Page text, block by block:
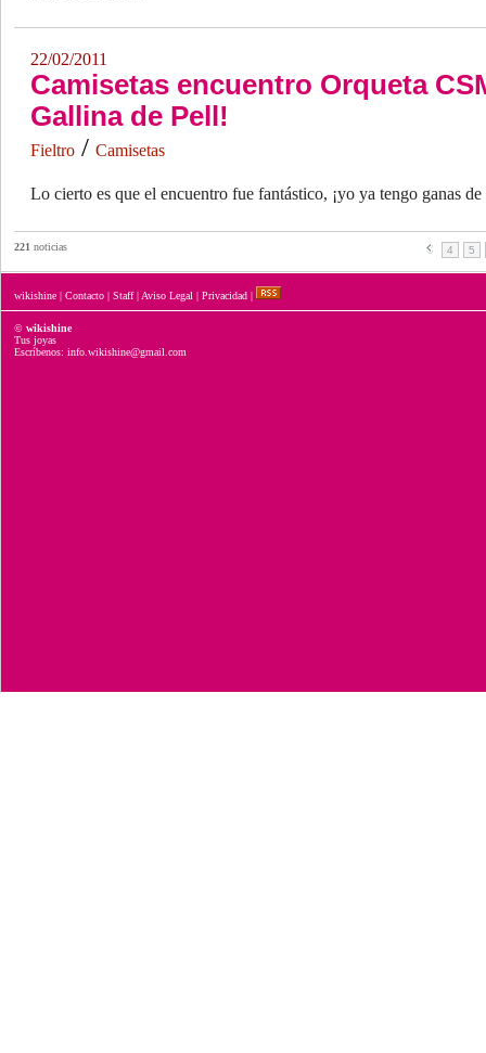
22/02/2011
Camisetas encuentro Orqueta
Gallina de Pell!
Fieltro / Camisetas
Lo cierto es que el encuentro fue fantástico, ¡yo ya tengo ganas
221 noticias 4 5
wikishine | Contacto | Staff| Aviso Legal | Privacidad |
© wikishine
Tus joyas
Escríbenos: info.wikishine@gmail.com